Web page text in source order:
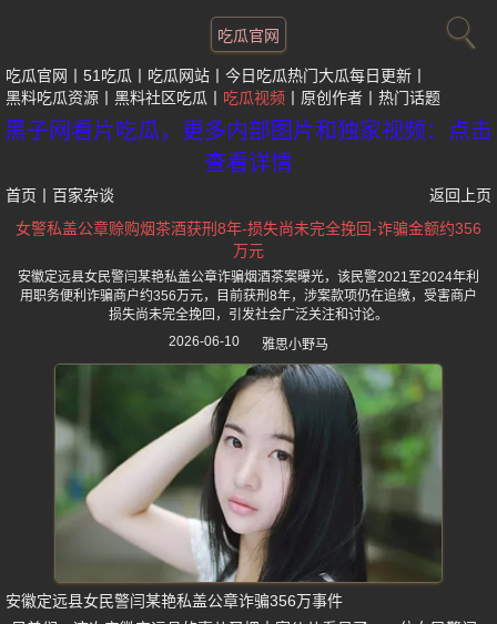
吃瓜官网
吃瓜官网 51吃瓜 吃瓜网站
今日吃瓜热门大瓜每日更新
黑料吃瓜资源
黑料社区吃瓜 吃瓜视频 原创作者 热门话题
黑子网看片吃瓜，更多内部图片和独家视频：点击
查看详情
首页 百家杂谈
返回上页
女警私盖公章赊购烟茶酒获刑8年-损失尚未完全挽回-诈骗金额约356
万元
安徽定远县女民警闫某艳私盖公章诈骗烟酒茶案曝光，该民警2021至2024年利
用职务便利诈骗商户约356万元，目前获刑8年，涉案款项仍在追缴，受害商户
损失尚未完全挽回，引发社会广泛关注和讨论。
2026-06-10
雅思小野马
安徽定远县女民警闫某艳私盖公章诈骗356万事件